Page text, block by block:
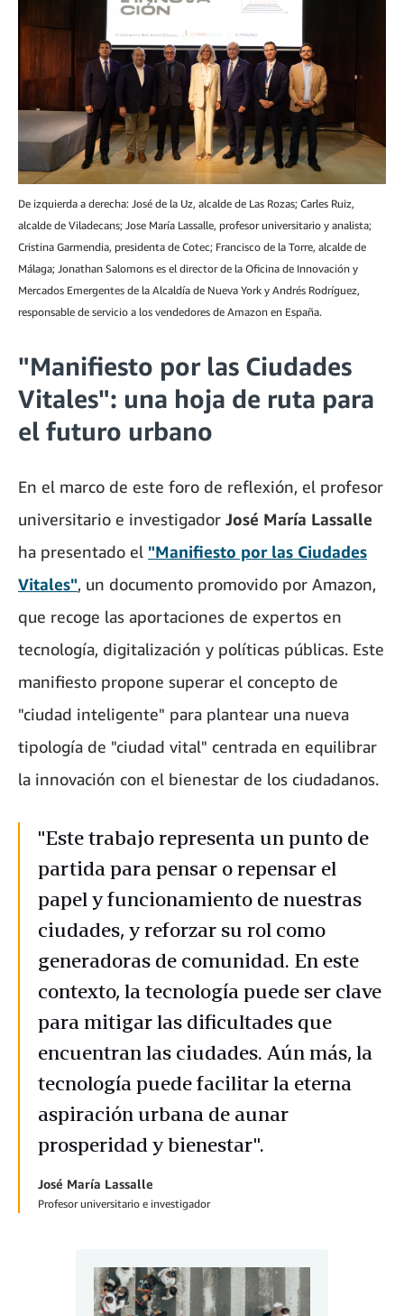
De izquierda a derecha: José de la Uz, alcalde de Las Rozas; Carles Ruiz,
alcalde de Viladecans; Jose María Lassalle, profesor universitario y analista;
Cristina Garmendia, presidenta de Cotec; Francisco de la Torre, alcalde de
Málaga; Jonathan Salomons es el director de la Oficina de Innovación y
Mercados Emergentes de la Alcaldía de Nueva York y Andrés Rodríguez,
responsable de servicio a los vendedores de Amazon en España.
"Manifiesto por las Ciudades
Vitales": una hoja de ruta para
el futuro urbano
En el marco de este foro de reflexión, el profesor
universitario e investigador José María Lassalle
ha presentado el "Manifiesto por las Ciudades
Vitales", un documento promovido por Amazon,
que recoge las aportaciones de expertos en
tecnología, digitalización y políticas públicas. Este
manifiesto propone superar el concepto de
"ciudad inteligente" para plantear una nueva
tipología de "ciudad vital" centrada en equilibrar
la innovación con el bienestar de los ciudadanos.
"Este trabajo representa un punto de
partida para pensar o repensar el
papel y funcionamiento de nuestras
ciudades, y reforzar su rol como
generadoras de comunidad. En este
contexto, la tecnología puede ser clave
para mitigar las dificultades que
encuentran las ciudades. Aún más, la
tecnología puede facilitar la eterna
aspiración urbana de aunar
prosperidad y bienestar".
José María Lassalle
Profesor universitario e investigador